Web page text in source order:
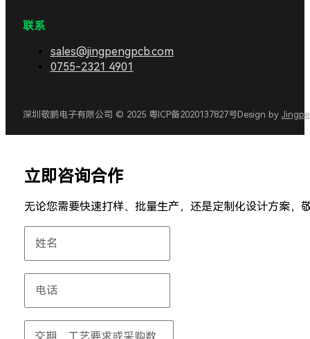
联系
sales@jingpengpcb.com
0755-2321 4901
深圳敬鹏电子有限公司 © 2025 粤ICP备2020137827号Design by
立即咨询合作
无论您需要快速打样、批量生产，还是定制化设计方案，